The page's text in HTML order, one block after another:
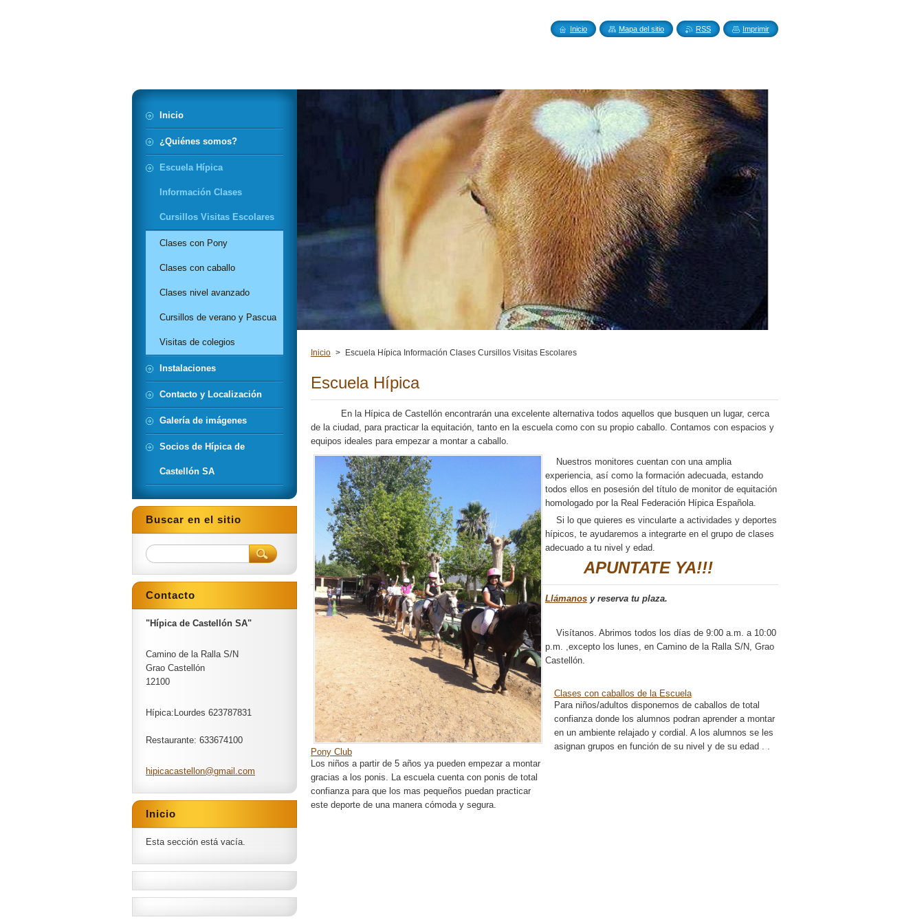
Inicio > Escuela Hípica Información Clases Cursillos Visitas Escolares
Escuela Hípica
En la Hípica de Castellón encontrarán una excelente alternativa todos aquellos que busquen un lugar, cerca
de la ciudad, para practicar la equitación, tanto en la escuela como con su propio caballo. Contamos con espacios y
equipos ideales para empezar a montar a caballo.
Nuestros monitores cuentan con una amplia
experiencia, así como la formación adecuada, estando
todos ellos en posesión del título de monitor de equitación
homologado por la Real Federación Hípica Española.
Si lo que quieres es vincularte a actividades y deportes
hípicos, te ayudaremos a integrarte en el grupo de clases
adecuado a tu nivel y edad.
APUNTATE YA!!!
Llámanos y reserva tu plaza.
Visítanos. Abrimos todos los días de 9:00 a.m. a 10:00
p.m. ,excepto los lunes, en Camino de la Ralla S/N, Grao
Castellón.
Pony Club
Los niños a partir de 5 años ya pueden empezar a montar
gracias a los ponis. La escuela cuenta con ponis de total
confianza para que los mas pequeños puedan practicar
este deporte de una manera cómoda y segura.
Clases con caballos de la Escuela
Para niños/adultos disponemos de caballos de total
confianza donde los alumnos podran aprender a montar
en un ambiente relajado y cordial. A los alumnos se les
asignan grupos en función de su nivel y de su edad . .
Inicio
¿Quiénes somos?
Escuela Hípica
Información Clases
Cursillos Visitas Escolares
Clases con Pony
Clases con caballo
Clases nivel avanzado
Cursillos de verano y Pascua
Visitas de colegios
Instalaciones
Contacto y Localización
Galería de imágenes
Socios de Hípica de
Castellón SA
Buscar en el sitio
Contacto
"Hípica de Castellón SA"
Camino de la Ralla S/N
Grao Castellón
12100
Hípica:Lourdes 623787831
Restaurante: 633674100
hipicacastellon@gmail.com
Inicio
Esta sección está vacía.
Inicio Mapa del sitio RSS Imprimir